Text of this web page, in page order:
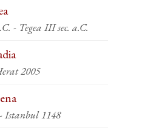
- Tegea III sec. a.C.
2005
Istanbul 1148